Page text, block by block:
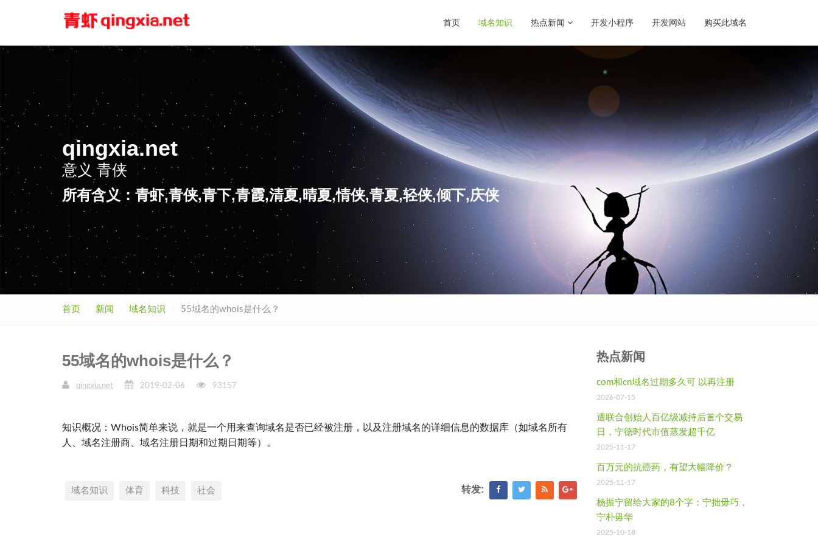
首页 域名知识 热点新闻 开发小程序 开发网站 购买此域名
qingxia.net
意义 青侠
所有含义：青虾,青侠,青下,青霞,清夏,晴夏,情侠,青夏,轻侠,倾下,庆侠
首页 新闻 域名知识 55域名的whois是什么？
55域名的whois是什么？
qingxia.net 2019-02-06 93157
知识概况：Whois简单来说，就是一个用来查询域名是否已经被注册，以及注册域名的详细信息的数据库（如域名所有
人、域名注册商、域名注册日期和过期日期等）。
域名知识 体育 科技 社会 转发:
热点新闻
com和cn域名过期多久可 以再注册
2026-07-15
遭联合创始人百亿级减持后首个交易
日，宁德时代市值蒸发超千亿
2025-11-17
百万元的抗癌药，有望大幅降价？
2025-11-17
杨振宁留给大家的8个字：宁拙毋巧，
宁朴毋华
2025-10-18